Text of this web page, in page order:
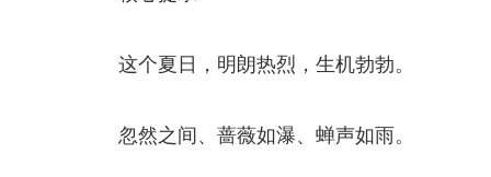
这个夏日，明朗热烈，生机勃勃。
忽然之间、蔷薇如瀑、蝉声如雨。